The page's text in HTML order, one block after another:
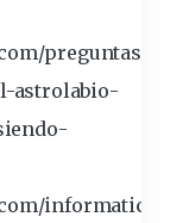
preguntas-
astrolabio-
informatica-